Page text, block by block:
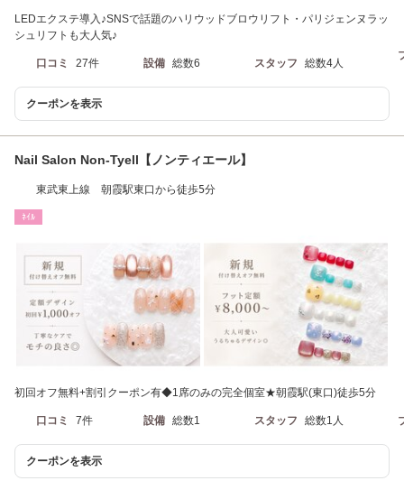
LEDエクステ導入♪SNSで話題のハリウッドブロウリフト・パリジェンヌラッ
シュリフトも大人気♪
口コミ 27件 設備 総数6 スタッフ 総数4人
クーポンを表示
Nail Salon Non-Tyell【ノンティエール】
東武東上線 朝霞駅東口から徒歩5分
ﾈｲﾙ
初回オフ無料+割引クーポン有◆1席のみの完全個室★朝霞駅(東口)徒歩5分
口コミ 7件 設備 総数1 スタッフ 総数1人
クーポンを表示